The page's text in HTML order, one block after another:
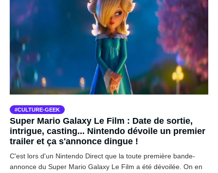
CULTURE-GEEK
Super Mario Galaxy Le Film : Date de sortie,
intrigue, casting... Nintendo dévoile un premier
trailer et ça s'annonce dingue !
C'est lors d'un Nintendo Direct que la toute première bande-
annonce du Super Mario Galaxy Le Film a été dévoilée. On en